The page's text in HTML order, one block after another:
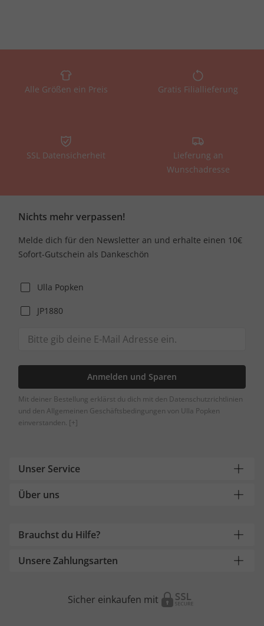
Alle Größen ein Preis Gratis Filiallieferung
SSL Datensicherheit
Lieferung an
Wunschadresse
Nichts mehr verpassen!
Melde dich für den Newsletter an und erhalte einen 10€
Sofort-Gutschein als Dankeschön
Ulla Popken
JP1880
Anmelden und Sparen
Mit deiner Bestellung erklärst du dich mit den Datenschutzrichtlinien
und den Allgemeinen Geschäftsbedingungen von Ulla Popken
einverstanden. [+]
Unser Service
Über uns
Brauchst du Hilfe?
Unsere Zahlungsarten
Sicher einkaufen mit